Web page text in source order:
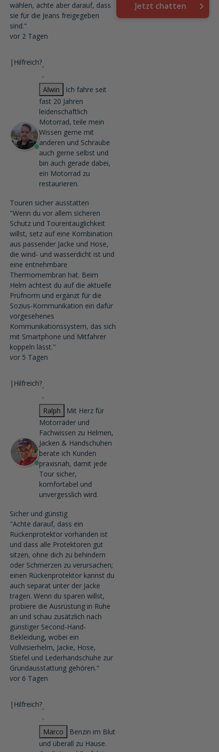
wählen, achte aber darauf, dass
sie für die Jeans freigegeben
sind."
vor 2 Tagen
| Hilfreich?
Alwin
Ich fahre seit
fast 20 Jahren
leidenschaftlich
Motorrad, teile mein
Wissen gerne mit
anderen und Schraube
auch gerne selbst und
bin auch gerade dabei,
ein Motorrad zu
restaurieren.
Touren sicher ausstatten
"Wenn du vor allem sicheren
Schutz und Tourentauglichkeit
willst, setz auf eine Kombination
aus passender Jacke und Hose,
die wind- und wasserdicht ist und
eine entnehmbare
Thermomembran hat. Beim
Helm achtest du auf die aktuelle
Prüfnorm und ergänzt für die
Sozius-Kommunikation ein dafür
vorgesehenes
Kommunikationssystem, das sich
mit Smartphone und Mitfahrer
koppeln lässt."
vor 5 Tagen
| Hilfreich?
Ralph
Mit Herz für
Motorräder und
Fachwissen zu Helmen,
Jacken & Handschuhen
berate ich Kunden
praxisnah, damit jede
Tour sicher,
komfortabel und
unvergesslich wird.
Sicher und günstig
"Achte darauf, dass ein
Rückenprotektor vorhanden ist
und dass alle Protektoren gut
sitzen, ohne dich zu behindern
oder Schmerzen zu verursachen;
einen Rückenprotektor kannst du
auch separat unter der Jacke
tragen. Wenn du sparen willst,
probiere die Ausrüstung in Ruhe
an und schau zusätzlich nach
günstiger Second-Hand-
Bekleidung, wobei ein
Vollvisierhelm, Jacke, Hose,
Stiefel und Lederhandschuhe zur
Grundausstattung gehören."
vor 6 Tagen
| Hilfreich?
Marco
Benzin im Blut
und überall zu Hause.
Jetzt chatten